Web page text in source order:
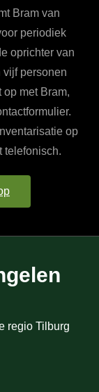
Bram van
periodiek
oprichter van
vijf personen
met Bram,
op
telefonisch.
regio Tilburg